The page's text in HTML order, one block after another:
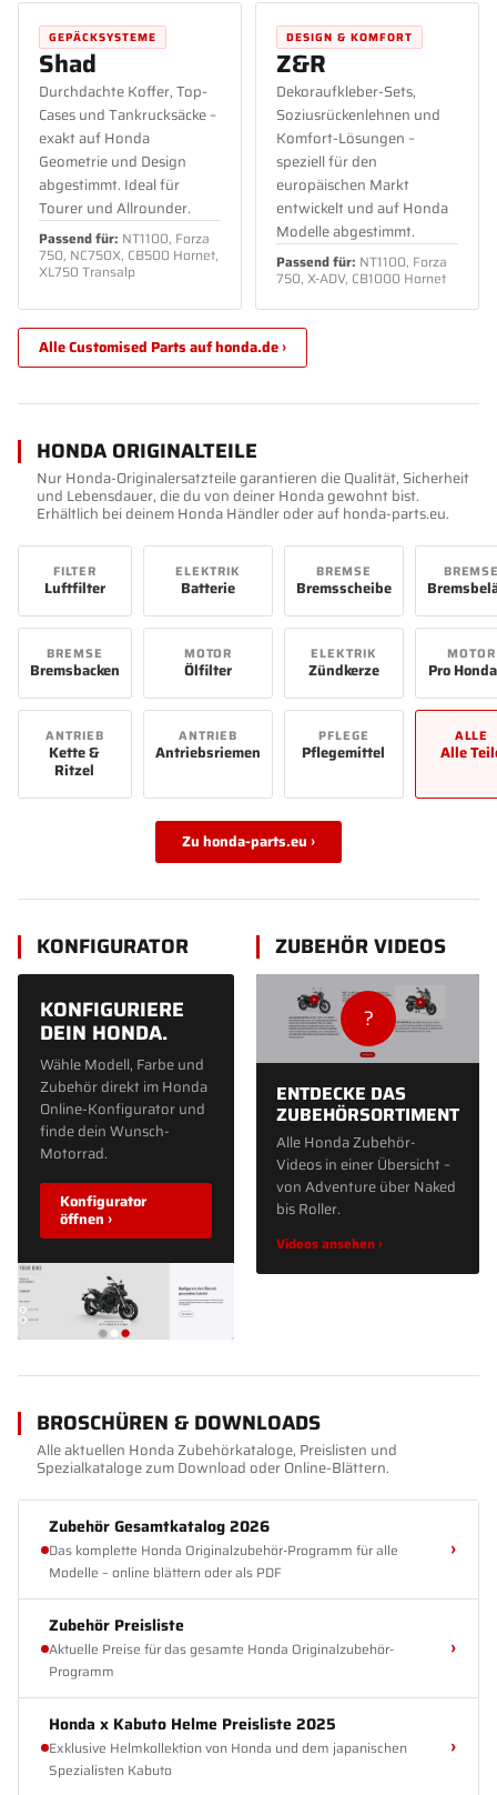
GEPÄCKSYSTEME
Shad
Durchdachte Koffer, Top-
Cases und Tankrucksäcke –
exakt auf Honda
Geometrie und Design
abgestimmt. Ideal für
Tourer und Allrounder.
Passend für: NT1100, Forza
750, NC750X, CB500 Hornet,
XL750 Transalp
DESIGN & KOMFORT
Z&R
Dekoraufkleber-Sets,
Soziusrückenlehnen und
Komfort-Lösungen –
speziell für den
europäischen Markt
entwickelt und auf Honda
Modelle abgestimmt.
Passend für: NT1100, Forza
750, X-ADV, CB1000 Hornet
Alle Customised Parts auf honda.de ›
HONDA ORIGINALTEILE
Nur Honda-Originalersatzteile garantieren die Qualität, Sicherheit
und Lebensdauer, die du von deiner Honda gewohnt bist.
Erhältlich bei deinem Honda Händler oder auf honda-parts.eu.
FILTER
Luftfilter
ELEKTRIK
Batterie
BREMSE
Bremsscheibe
BREMSE
Bremsbacken
MOTOR
Ölfilter
ELEKTRIK
Zündkerze
MOTOR
Pro
ANTRIEB
Kette &
Ritzel
ANTRIEB
Antriebsriemen
PFLEGE
Pflegemittel
ALLE
Alle
Zu honda-parts.eu ›
KONFIGURATOR
KONFIGURIERE
DEIN HONDA.
Wähle Modell, Farbe und
Zubehör direkt im Honda
Online-Konfigurator und
finde dein Wunsch-
Motorrad.
Konfigurator
öffnen ›
ZUBEHÖR VIDEOS
?
ENTDECKE DAS
ZUBEHÖRSORTIMENT
Alle Honda Zubehör-
Videos in einer Übersicht –
von Adventure über Naked
bis Roller.
Videos ansehen ›
BROSCHÜREN & DOWNLOADS
Alle aktuellen Honda Zubehörkataloge, Preislisten und
Spezialkataloge zum Download oder Online-Blättern.
Zubehör Gesamtkatalog 2026
Das komplette Honda Originalzubehör-Programm für alle
Modelle – online blättern oder als PDF
›
Zubehör Preisliste
Aktuelle Preise für das gesamte Honda Originalzubehör-
Programm
›
Honda x Kabuto Helme Preisliste 2025
Exklusive Helmkollektion von Honda und dem japanischen
Spezialisten Kabuto
›